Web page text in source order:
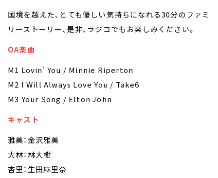
国境を越えた、とても優しい気持ちになれる30分のファミ
リーストーリー、是非、ラジコでもお楽しみください。
OA楽曲
M1 Lovin' You / Minnie Riperton
M2 I Will Always Love You / Take6
M3 Your Song / Elton John
キャスト
雅美：金沢雅美
大林：林大樹
杏里：生田麻里奈